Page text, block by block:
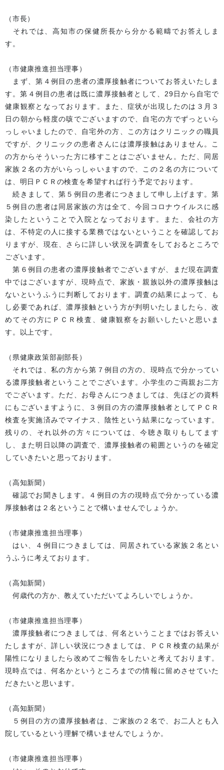
（市長）
それでは、高知市の保健所長から分かる範疇でお答えしま
す。
（市健康推進担当理事）
まず、第４例目の患者の濃厚接触者についてお答えいたしま
す。第４例目の患者は既に濃厚接触者として、29日から自宅で
健康観察となっております。また、症状が出現したのは３月３
日の朝から軽度の咳でございますので、自宅の方でずっといら
っしゃいましたので、自宅外の方、この方はクリニックの職員
ですが、クリニックの患者さんには濃厚接触はありません。こ
の方からそういった方に移すことはございません。ただ、同居
家族２名の方がいらっしゃいますので、この２名の方について
は、明日ＰＣＲの検査を希望すれば行う予定でおります。
続きまして、第５例目の患者につきまして申し上げます。第
５例目の患者は同居家族の方は全て、今回コロナウイルスに感
染したということで入院となっております。また、会社の方
は、不特定の人に接する業務ではないということを確認してお
りますが、現在、さらに詳しい状況を調査をしておるところで
ございます。
第６例目の患者の濃厚接触者でございますが、まだ現在調査
中ではございますが、現時点で、家族・親族以外の濃厚接触は
ないというふうに判断しております。調査の結果によって、も
し必要であれば、濃厚接触という方が判明いたしましたら、改
めてその方にＰＣＲ検査、健康観察をお願いしたいと思いま
す。以上です。
（県健康政策部副部長）
それでは、私の方から第７例目の方の、現時点で分かってい
る濃厚接触者ということでございます。小学生のご両親お二方
でございます。ただ、お母さんにつきましては、先ほどの資料
にもございますように、３例目の方の濃厚接触者としてＰＣＲ
検査を実施済みでマイナス、陰性という結果になっています。
残りの、それ以外の方々については、今聴き取りもしてます
し、また明日以降の調査で、濃厚接触者の範囲というのを確定
していきたいと思っております。
（高知新聞）
確認でお聞きします。４例目の方の現時点で分かっている濃
厚接触者は２名ということで構いませんでしょうか。
（市健康推進担当理事）
はい、４例目につきましては、同居されている家族２名とい
うふうに考えております。
（高知新聞）
何歳代の方か、教えていただいてよろしいでしょうか。
（市健康推進担当理事）
濃厚接触者につきましては、何名ということまではお答えい
たしますが、詳しい状況につきましては、ＰＣＲ検査の結果が
陽性になりましたら改めてご報告をしたいと考えております。
現時点では、何名かというところまでの情報に留めさせていた
だきたいと思います。
（高知新聞）
５例目の方の濃厚接触者は、ご家族の２名で、お二人とも入
院しているという理解で構いませんでしょうか。
（市健康推進担当理事）